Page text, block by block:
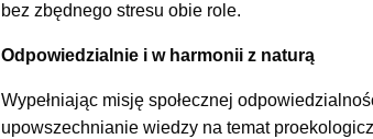
bez zbędnego stresu obie role.
Odpowiedzialnie i w harmonii z naturą
Wypełniając misję społecznej
upowszechnianie wiedzy na temat